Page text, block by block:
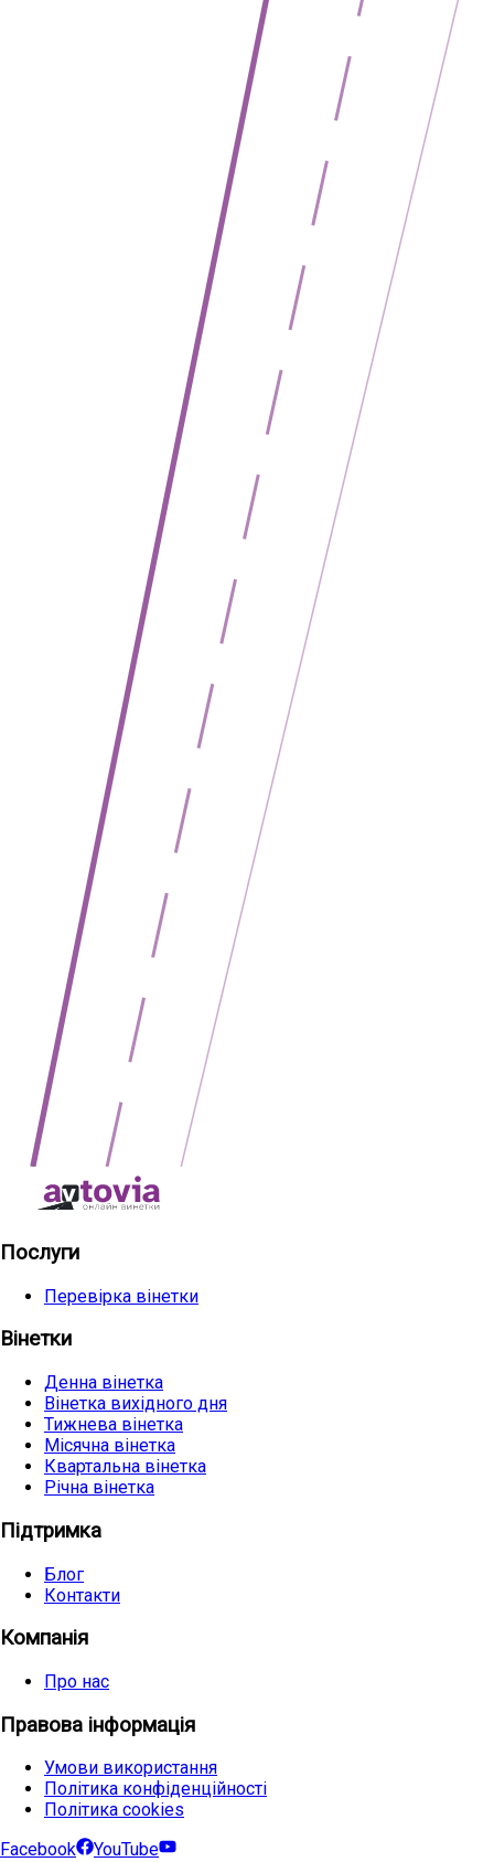
Послуги
Перевірка вінетки
Вінетки
Денна вінетка
Вінетка вихідного дня
Тижнева вінетка
Місячна вінетка
Квартальна вінетка
Річна вінетка
Підтримка
Блог
Контакти
Компанія
Про нас
Правова інформація
Умови використання
Політика конфіденційності
Політика cookies
Facebook
YouTube